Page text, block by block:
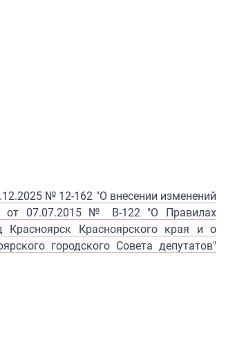
№ 12-162 "О внесении изменений
от 07.07.2015 № В-122 "О Правилах
Красноярск Красноярского края и о
городского Совета депутатов"